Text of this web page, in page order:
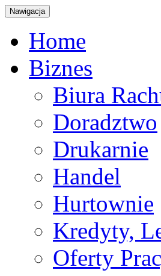
Nawigacja
Home
Biznes
Biura
Doradztwo
Drukarnie
Handel
Hurtownie
Kredyty,
Oferty